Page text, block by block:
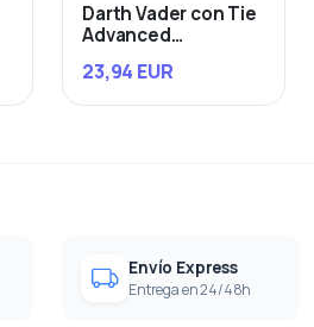
Darth Vader con Tie
Advanced
23,94 EUR
Envío Express
Entrega en 24/48h